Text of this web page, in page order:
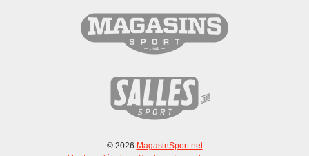
© 2026 MagasinSport.net